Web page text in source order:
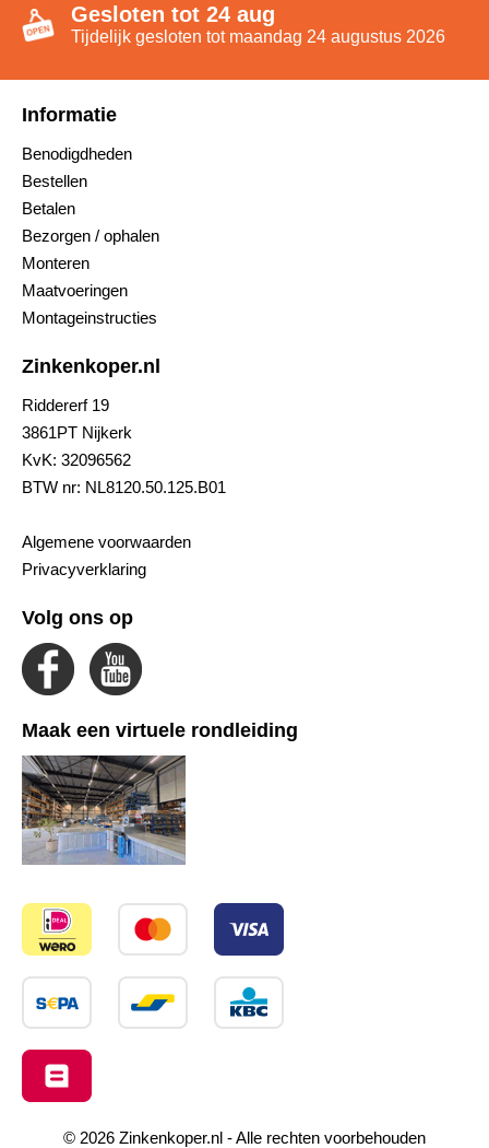
Gesloten tot 24 aug
Tijdelijk gesloten tot maandag 24 augustus 2026
Informatie
Benodigdheden
Bestellen
Betalen
Bezorgen / ophalen
Monteren
Maatvoeringen
Montageinstructies
Zinkenkoper.nl
Riddererf 19
3861PT Nijkerk
KvK: 32096562
BTW nr: NL8120.50.125.B01
Algemene voorwaarden
Privacyverklaring
Volg ons op
Maak een virtuele rondleiding
© 2026 Zinkenkoper.nl - Alle rechten voorbehouden